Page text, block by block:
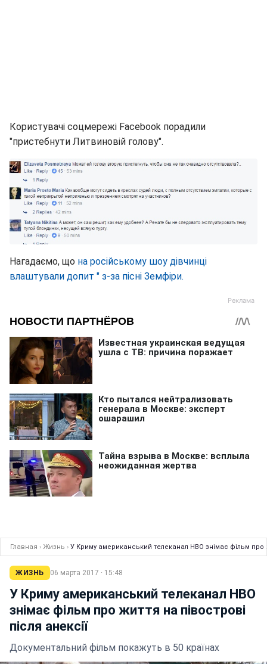
Користувачі соцмережі Facebook порадили
"пристебнути Литвиновій голову".
Нагадаємо, що на російському шоу дівчинці
влаштували допит " з-за пісні Земфіри.
Главная › Жизнь › У Криму американський телеканал НВО знімає фільм про
ЖИЗНЬ 06 марта 2017 · 15:48
У Криму американський телеканал НВО
знімає фільм про життя на півострові
після анексії
Документальний фільм покажуть в 50 країнах